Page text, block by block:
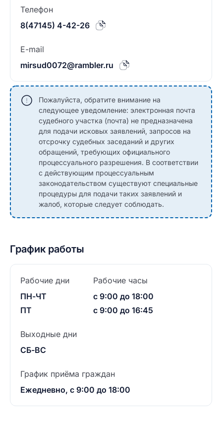
Телефон
8(47145) 4-42-26
E-mail
mirsud0072@rambler.ru
Пожалуйста, обратите внимание на
следующее уведомление: электронная почта
судебного участка (почта) не предназначена
для подачи исковых заявлений, запросов на
отсрочку судебных заседаний и других
обращений, требующих официального
процессуального разрешения. В соответствии
с действующим процессуальным
законодательством существуют специальные
процедуры для подачи таких заявлений и
жалоб, которые следует соблюдать.
График работы
Рабочие дни
ПН-ЧТ
ПТ
Рабочие часы
с 9:00 до 18:00
с 9:00 до 16:45
Выходные дни
СБ-ВС
График приёма граждан
Ежедневно, с 9:00 до 18:00